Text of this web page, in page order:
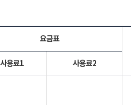
요금표
사용료1
사용료2